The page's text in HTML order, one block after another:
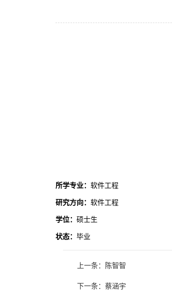
所学专业： 软件工程
研究方向： 软件工程
学位： 硕士生
状态： 毕业
上一条：陈智智
下一条：蔡涵宇